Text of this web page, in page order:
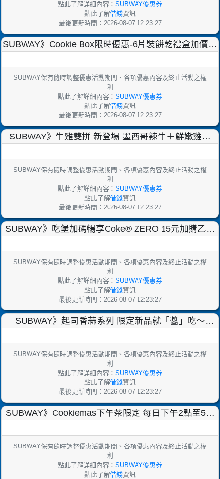
點此了解詳細內容： SUBWAY優惠券
點此了解借錢資訊
最後更新時間：2026-08-07 12:23:27
SUBWAY》Cookie Box限時優惠-6片裝餅乾禮盒加價購
SUBWAY保有隨時調整優惠活動期間、各項優惠內容及終止活動之權
利
點此了解詳細內容： SUBWAY優惠券
點此了解借錢資訊
最後更新時間：2026-08-07 12:23:27
SUBWAY》牛雞雙拼 新登場 墨西哥辣牛＋鮮嫩雞柳
SUBWAY保有隨時調整優惠活動期間、各項優惠內容及終止活動之權
利
點此了解詳細內容： SUBWAY優惠券
點此了解借錢資訊
最後更新時間：2026-08-07 12:23:27
SUBWAY》吃堡加碼暢享Coke® ZERO 15元加購乙杯
SUBWAY保有隨時調整優惠活動期間、各項優惠內容及終止活動之權
利
點此了解詳細內容： SUBWAY優惠券
點此了解借錢資訊
最後更新時間：2026-08-07 12:23:27
SUBWAY》起司香蒜系列 限定新品就「醬」吃～
SUBWAY保有隨時調整優惠活動期間、各項優惠內容及終止活動之權
利
點此了解詳細內容： SUBWAY優惠券
點此了解借錢資訊
最後更新時間：2026-08-07 12:23:27
SUBWAY》Cookiemas下午茶限定 每日下午2點至5點
SUBWAY保有隨時調整優惠活動期間、各項優惠內容及終止活動之權
利
點此了解詳細內容： SUBWAY優惠券
點此了解借錢資訊